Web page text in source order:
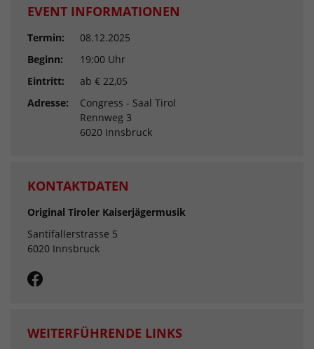
EVENT INFORMATIONEN
Termin:
08.12.2025
Beginn:
19:00 Uhr
Eintritt:
ab € 22,05
Adresse:
Congress - Saal Tirol
Rennweg 3
6020 Innsbruck
KONTAKTDATEN
Original Tiroler Kaiserjägermusik
Santifallerstrasse 5
6020 Innsbruck
WEITERFÜHRENDE LINKS